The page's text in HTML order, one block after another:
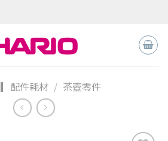
▎配件耗材 / 茶壺零件